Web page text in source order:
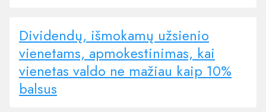
Dividendų, išmokamų užsienio
vienetams, apmokestinimas, kai
vienetas valdo ne mažiau kaip 10%
balsus